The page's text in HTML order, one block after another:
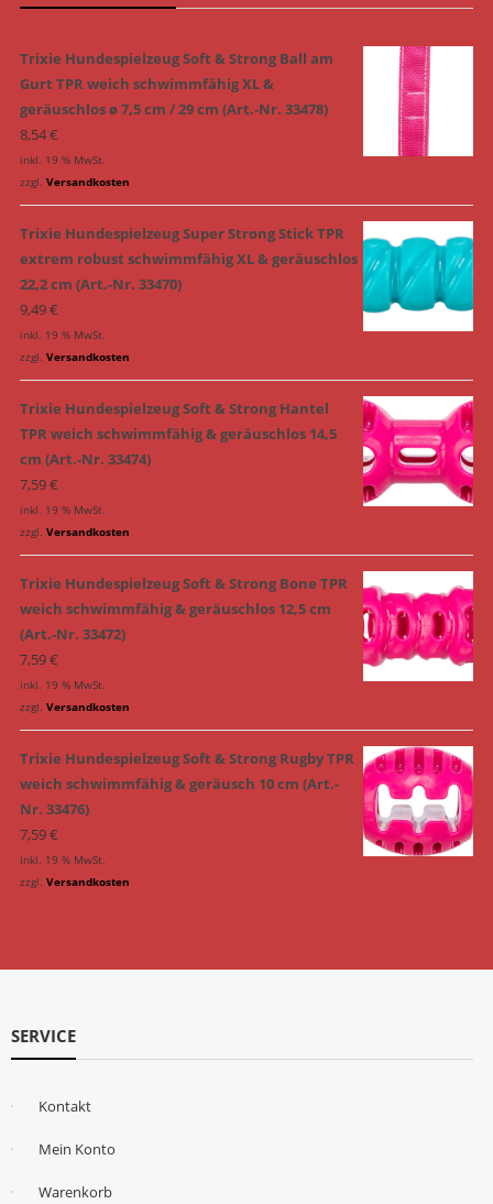
Trixie Hundespielzeug Soft & Strong Ball am
Gurt TPR weich schwimmfähig XL &
geräuschlos ø 7,5 cm / 29 cm (Art.-Nr. 33478)
8,54€
inkl. 19 % MwSt.
zzgl. Versandkosten
Trixie Hundespielzeug Super Strong Stick TPR
extrem robust schwimmfähig XL & geräuschlos
22,2 cm (Art.-Nr. 33470)
9,49€
inkl. 19 % MwSt.
zzgl. Versandkosten
Trixie Hundespielzeug Soft & Strong Hantel
TPR weich schwimmfähig & geräuschlos 14,5
cm (Art.-Nr. 33474)
7,59€
inkl. 19 % MwSt.
zzgl. Versandkosten
Trixie Hundespielzeug Soft & Strong Bone TPR
weich schwimmfähig & geräuschlos 12,5 cm
(Art.-Nr. 33472)
7,59€
inkl. 19 % MwSt.
zzgl. Versandkosten
Trixie Hundespielzeug Soft & Strong Rugby TPR
weich schwimmfähig & geräusch 10 cm (Art.-
Nr. 33476)
7,59€
inkl. 19 % MwSt.
zzgl. Versandkosten
SERVICE
Kontakt
Mein Konto
Warenkorb